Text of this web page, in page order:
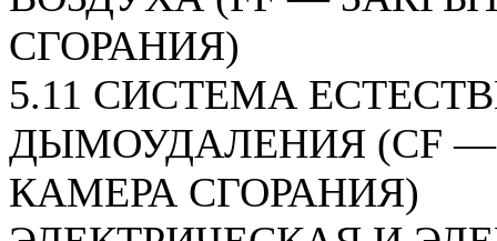
СГОРАНИЯ)
5.11 СИСТЕМА
ДЫМОУДАЛЕНИЯ (CF
КАМЕРА СГОРАНИЯ)